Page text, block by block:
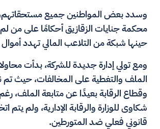
وسدد بعض المواطنين جميع
محكمة جنايات الزقازيق أحكامًا على من
حينها شبكة من التلاعب المالي تهدد أموال
ومع تولي إدارة جديدة للشركة، بدأت
الملف والتغطية على المخالفات، حيث
وقطاع الرقابة بعيدًا عن متابعة الملف،
شكاوى للوزارة والرقابة الإدارية، ولم يتم
قانوني فعلي ضد المتورطين.